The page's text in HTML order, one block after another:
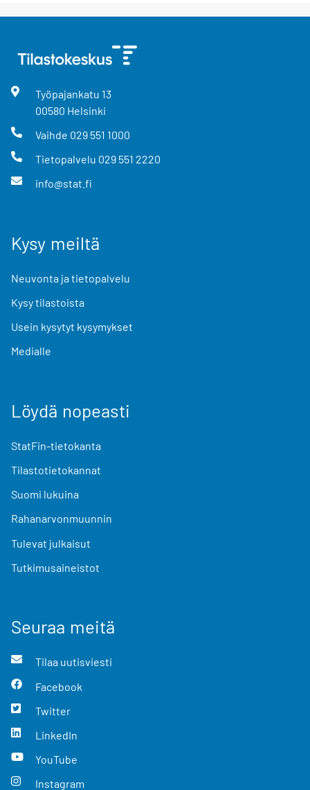
Työpajankatu 13
00580 Helsinki
Vaihde 029 551 1000
Tietopalvelu 029 551 2220
info@stat.fi
Kysy meiltä
Neuvonta ja tietopalvelu
Kysy tilastoista
Usein kysytyt kysymykset
Medialle
Löydä nopeasti
StatFin-tietokanta
Tilastotietokannat
Suomi lukuina
Rahanarvonmuunnin
Tulevat julkaisut
Tutkimusaineistot
Seuraa meitä
Tilaa uutisviesti
Facebook
Twitter
LinkedIn
YouTube
Instagram